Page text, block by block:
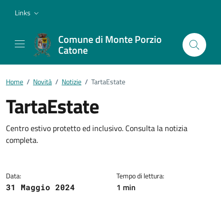
Links
Comune di Monte Porzio
Catone
Home / Novità / Notizie / TartaEstate
TartaEstate
Dettagli della notizia
Centro estivo protetto ed inclusivo. Consulta la notizia
completa.
Data:
31 Maggio 2024
Tempo di lettura:
1 min